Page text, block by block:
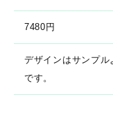
7480円
デザインはサンプ
です。